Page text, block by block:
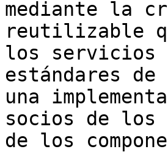
mediante la
reutilizable
los servicios
estándares
una
socios de los
de los